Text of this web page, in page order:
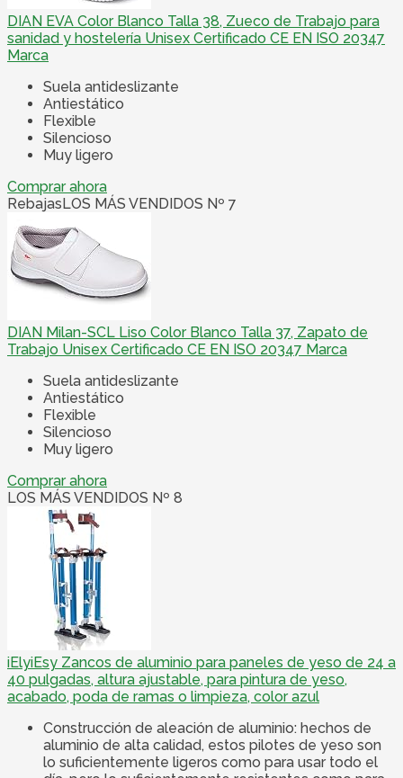
DIAN EVA Color Blanco Talla 38, Zueco de Trabajo para
sanidad y hostelería Unisex Certificado CE EN ISO 20347
Marca
Suela antideslizante
Antiestático
Flexible
Silencioso
Muy ligero
Comprar ahora
RebajasLOS MÁS VENDIDOS Nº 7
DIAN Milan-SCL Liso Color Blanco Talla 37, Zapato de
Trabajo Unisex Certificado CE EN ISO 20347 Marca
Suela antideslizante
Antiestático
Flexible
Silencioso
Muy ligero
Comprar ahora
LOS MÁS VENDIDOS Nº 8
iElyiEsy Zancos de aluminio para paneles de yeso de 24 a
40 pulgadas, altura ajustable, para pintura de yeso,
acabado, poda de ramas o limpieza, color azul
Construcción de aleación de aluminio: hechos de
aluminio de alta calidad, estos pilotes de yeso son
lo suficientemente ligeros como para usar todo el